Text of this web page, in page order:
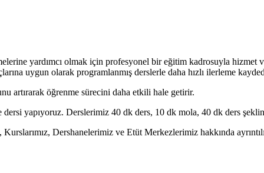
yardımcı olmak için profesyonel bir eğitim kadrosuyla
uygun olarak programlanmış derslerle daha hızlı ilerleme
artırarak öğrenme sürecini daha etkili hale getirir.
yapıyoruz. Derslerimiz 40 dk ders, 10 dk mola, 40 dk ders
Dershanelerimiz ve Etüt Merkezlerimiz hakkında